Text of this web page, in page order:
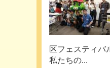
区フェスティバ
私たちの...